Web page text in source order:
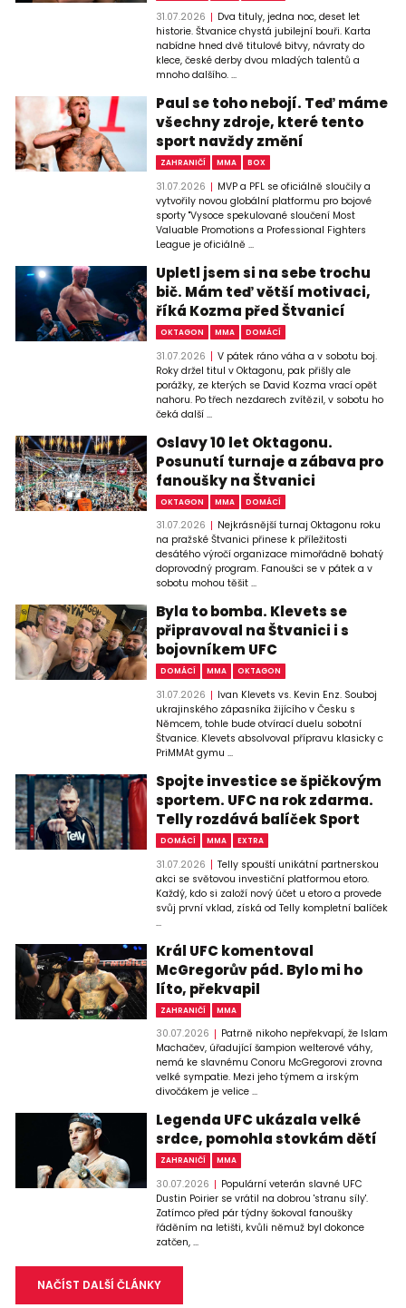
31.07.2026
Dva tituly, jedna noc, deset let
historie. Štvanice chystá jubilejní bouři. Karta
nabídne hned dvě titulové bitvy, návraty do
klece, české derby dvou mladých talentů a
mnoho dalšího. ...
Paul se toho nebojí. Teď máme
všechny zdroje, které tento
sport navždy změní
ZAHRANIČÍ MMA BOX
31.07.2026
MVP a PFL se oficiálně sloučily a
vytvořily novou globální platformu pro bojové
sporty "Vysoce spekulované sloučení Most
Valuable Promotions a Professional Fighters
League je oficiálně ...
Upletl jsem si na sebe trochu
bič. Mám teď větší motivaci,
říká Kozma před Štvanicí
OKTAGON MMA DOMÁCÍ
31.07.2026
V pátek ráno váha a v sobotu boj.
Roky držel titul v Oktagonu, pak přišly ale
porážky, ze kterých se David Kozma vrací opět
nahoru. Po třech nezdarech zvítězil, v sobotu ho
čeká další ...
Oslavy 10 let Oktagonu.
Posunutí turnaje a zábava pro
fanoušky na Štvanici
OKTAGON MMA DOMÁCÍ
31.07.2026
Nejkrásnější turnaj Oktagonu roku
na pražské Štvanici přinese k příležitosti
desátého výročí organizace mimořádně bohatý
doprovodný program. Fanoušci se v pátek a v
sobotu mohou těšit ...
Byla to bomba. Klevets se
připravoval na Štvanici i s
bojovníkem UFC
DOMÁCÍ MMA OKTAGON
31.07.2026
Ivan Klevets vs. Kevin Enz. Souboj
ukrajinského zápasníka žijícího v Česku s
Němcem, tohle bude otvírací duelu sobotní
Štvanice. Klevets absolvoval přípravu klasicky c
PriMMAt gymu ...
Spojte investice se špičkovým
sportem. UFC na rok zdarma.
Telly rozdává balíček Sport
DOMÁCÍ MMA EXTRA
31.07.2026
Telly spouští unikátní partnerskou
akci se světovou investiční platformou etoro.
Každý, kdo si založí nový účet u etoro a provede
svůj první vklad, získá od Telly kompletní balíček
...
Král UFC komentoval
McGregorův pád. Bylo mi ho
líto, překvapil
ZAHRANIČÍ MMA
30.07.2026
Patrně nikoho nepřekvapí, že Islam
Machačev, úřadující šampion welterové váhy,
nemá ke slavnému Conoru McGregorovi zrovna
velké sympatie. Mezi jeho týmem a irským
divočákem je velice ...
Legenda UFC ukázala velké
srdce, pomohla stovkám dětí
ZAHRANIČÍ MMA
30.07.2026
Populární veterán slavné UFC
Dustin Poirier se vrátil na dobrou 'stranu síly'.
Zatímco před pár týdny šokoval fanoušky
řáděním na letišti, kvůli němuž byl dokonce
zatčen, ...
NAČÍST DALŠÍ ČLÁNKY